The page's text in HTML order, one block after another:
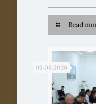
Read
05.06.2026